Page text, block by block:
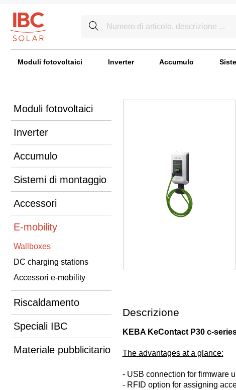
Moduli fotovoltaici Inverter Accumulo
Moduli fotovoltaici
Inverter
Accumulo
Sistemi di montaggio
Accessori
E-mobility
Wallboxes
DC charging stations
Accessori e-mobility
Riscaldamento
Speciali IBC
Materiale pubblicitario
Descrizione
KEBA KeContact P30 c-
The advantages at a glance:
- USB connection for firmware
- RFID option for assigning